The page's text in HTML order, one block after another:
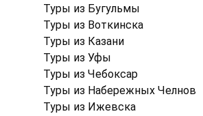
Туры из Бугульмы
Туры из Воткинска
Туры из Казани
Туры из Уфы
Туры из Чебоксар
Туры из Набережных Челнов
Туры из Ижевска